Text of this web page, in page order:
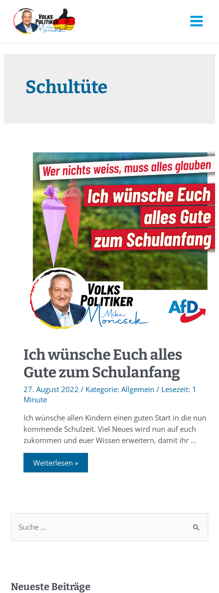
Schultüte
Ich wünsche Euch alles
Gute zum Schulanfang
27. August 2022 / Allgemein /
1
Minute
Ich wünsche allen Kindern einen guten Start in die nun
kommende Schulzeit. Viel Neues wird nun auf euch
zukommen und euer Wissen erweitern, damit ihr …
Weiterlesen »
Neueste Beiträge